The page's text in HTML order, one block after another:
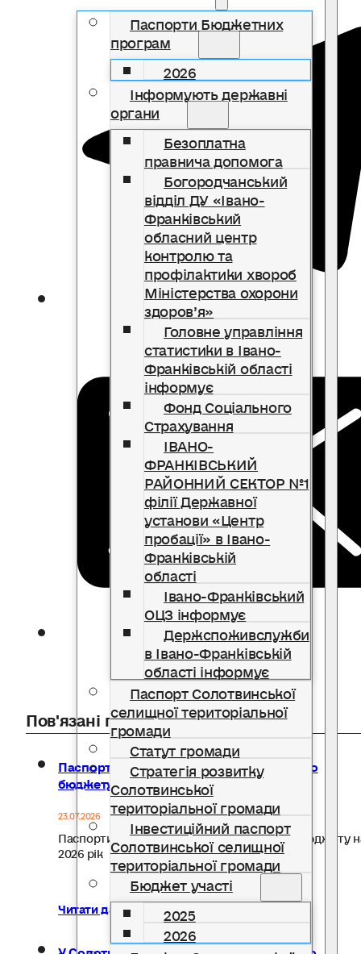
Паспорти Бюджетних
програм
2026
Інформують державні
органи
Безоплатна
правнича допомога
Богородчанський
відділ ДУ «Івано-
Франківський
обласний центр
контролю та
профілактики хвороб
Міністерства охорони
здоров’я»
Головне управління
статистики в Івано-
Франківській області
інформує
Фонд Соціального
Страхування
ІВАНО-
ФРАНКІВСЬКИЙ
РАЙОННИЙ СЕКТОР №1
філії Державної
установи «Центр
пробації» в Івано-
Франківській
області
Івано-Франківський
ОЦЗ інформує
Держспоживслужби
в Івано-Франківській
області інформує
Паспорт Солотвинської
селищної територіальної
громади
Статут громади
Стратегія розвитку
Солотвинської
територіальної громади
Інвестиційний паспорт
Солотвинської селищної
територіальної громади
Бюджет участі
2025
2026
Пов'язані публікації
Паспорти бюджетних програм місцевого
бюджету на 2026 рік
23.07.2026
Паспорти бюджетних програм місцевого бюджету
2026 рік
Читати далі...